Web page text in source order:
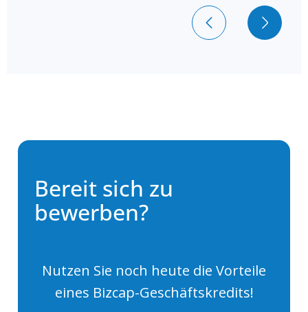
Bereit sich zu
bewerben?
Nutzen Sie noch heute die Vorteile
eines Bizcap-Geschäftskredits!